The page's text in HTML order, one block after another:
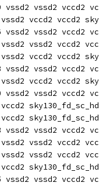
vssd2 vssd2 vccd2
vssd2 vccd2 vccd2
vssd2 vssd2 vccd2
vssd2 vssd2 vccd2
vssd2 vccd2 vccd2
vssd2 vssd2 vccd2
vssd2 vccd2 vccd2
vssd2 vssd2 vccd2
vccd2
vccd2
vssd2 vssd2 vccd2
vssd2 vssd2 vccd2
vssd2 vssd2 vccd2
vccd2
vssd2 vssd2 vccd2